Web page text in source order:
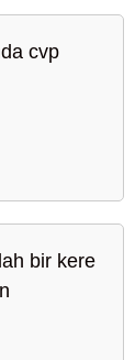
cvp
bir kere